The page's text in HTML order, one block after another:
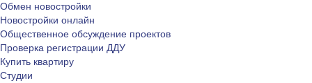
Обмен новостройки
Новостройки онлайн
Общественное обсуждение проектов
Проверка регистрации ДДУ
Купить квартиру
Студии